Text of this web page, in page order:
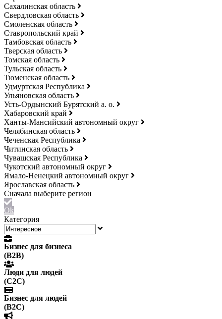
Сахалинская область
Свердловская область
Смоленская область
Ставропольский край
Тамбовская область
Тверская область
Томская область
Тульская область
Тюменская область
Удмуртская Республика
Ульяновская область
Усть-Ордынский Бурятский а. о.
Хабаровский край
Ханты-Мансийский автономный округ
Челябинская область
Чеченская Республика
Читинская область
Чувашская Республика
Чукотский автономный округ
Ямало-Ненецкий автономный округ
Ярославская область
Ok
Категория
Бизнес для бизнеса
(B2B)
Люди для людей
(С2С)
Бизнес для людей
(B2C)